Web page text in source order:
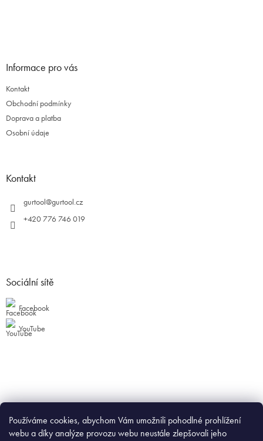
Používáme cookies, abychom Vám umožnili pohodlné prohlížení
webu a díky analýze provozu webu neustále zlepšovali jeho
Informace pro vás
Kontakt
Obchodní podmínky
Doprava a platba
Osobní údaje
Kontakt
gurtool@gurtool.cz
+420 776 746 019
Sociální sítě
Facebook
YouTube